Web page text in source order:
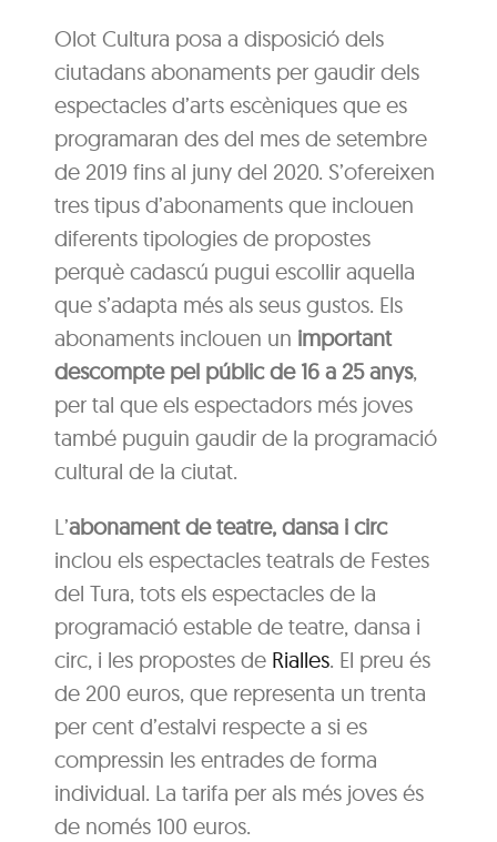
Olot Cultura posa a disposició dels
ciutadans abonaments per gaudir dels
espectacles d’arts escèniques que es
programaran des del mes de setembre
de 2019 fins al juny del 2020. S’ofereixen
tres tipus d’abonaments que inclouen
diferents tipologies de propostes
perquè cadascú pugui escollir aquella
que s’adapta més als seus gustos. Els
abonaments inclouen un important
descompte pel públic de 16 a 25 anys,
per tal que els espectadors més joves
també puguin gaudir de la programació
cultural de la ciutat.
L’abonament de teatre, dansa i circ
inclou els espectacles teatrals de Festes
del Tura, tots els espectacles de la
programació estable de teatre, dansa i
circ, i les propostes de Rialles. El preu és
de 200 euros, que representa un trenta
per cent d’estalvi respecte a si es
compressin les entrades de forma
individual. La tarifa per als més joves és
de només 100 euros.